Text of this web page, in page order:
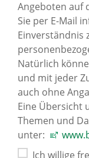
Angeboten auf
Sie per E-Mail
Einverständnis
Natürlich
und mit jeder
auch ohne
Eine Übersicht
Themen und
unter:
Ich willige